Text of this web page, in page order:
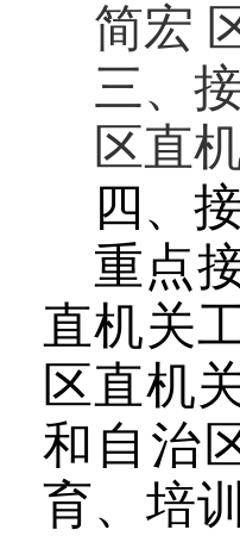
简宏
三、
区直
四、
重点
直机关
区直机
和自治
育、培